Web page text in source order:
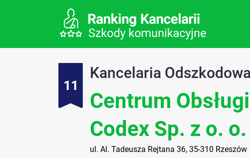
11
Kancelaria
Centrum
Codex Sp. z o.
ul. Al. Tadeusza Rejtana 36, 35-310 Rzeszów